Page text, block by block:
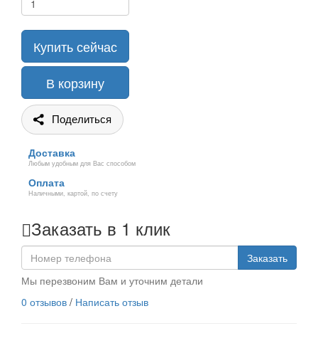
Купить сейчас
В корзину
Поделиться
Доставка
Любым удобным для Вас способом
Оплата
Наличными, картой, по счету
Заказать в 1 клик
Заказать
Мы перезвоним Вам и уточним детали
0 отзывов / Написать отзыв